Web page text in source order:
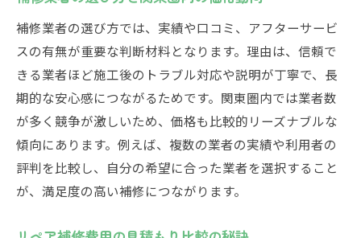
補修業者の選び方では、実績や口コミ、アフターサービ
スの有無が重要な判断材料となります。理由は、信頼で
きる業者ほど施工後のトラブル対応や説明が丁寧で、長
期的な安心感につながるためです。関東圏内では業者数
が多く競争が激しいため、価格も比較的リーズナブルな
傾向にあります。例えば、複数の業者の実績や利用者の
評判を比較し、自分の希望に合った業者を選択すること
が、満足度の高い補修につながります。